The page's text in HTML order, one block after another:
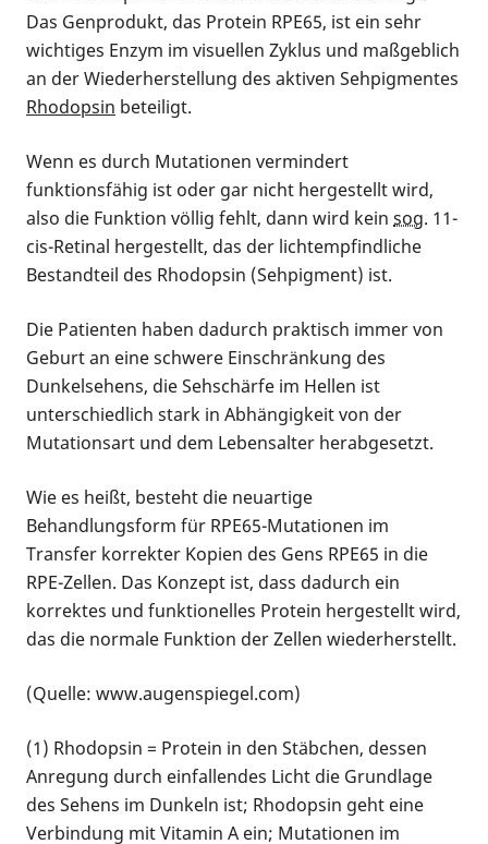
Das Genprodukt, das Protein RPE65, ist ein sehr
wichtiges Enzym im visuellen Zyklus und maßgeblich
an der Wiederherstellung des aktiven Sehpigmentes
Rhodopsin beteiligt.
Wenn es durch Mutationen vermindert
funktionsfähig ist oder gar nicht hergestellt wird,
also die Funktion völlig fehlt, dann wird kein sog. 11-
cis-Retinal hergestellt, das der lichtempfindliche
Bestandteil des Rhodopsin (Sehpigment) ist.
Die Patienten haben dadurch praktisch immer von
Geburt an eine schwere Einschränkung des
Dunkelsehens, die Sehschärfe im Hellen ist
unterschiedlich stark in Abhängigkeit von der
Mutationsart und dem Lebensalter herabgesetzt.
Wie es heißt, besteht die neuartige
Behandlungsform für RPE65-Mutationen im
Transfer korrekter Kopien des Gens RPE65 in die
RPE-Zellen. Das Konzept ist, dass dadurch ein
korrektes und funktionelles Protein hergestellt wird,
das die normale Funktion der Zellen wiederherstellt.
(Quelle: www.augenspiegel.com)
(1) Rhodopsin = Protein in den Stäbchen, dessen
Anregung durch einfallendes Licht die Grundlage
des Sehens im Dunkeln ist; Rhodopsin geht eine
Verbindung mit Vitamin A ein; Mutationen im